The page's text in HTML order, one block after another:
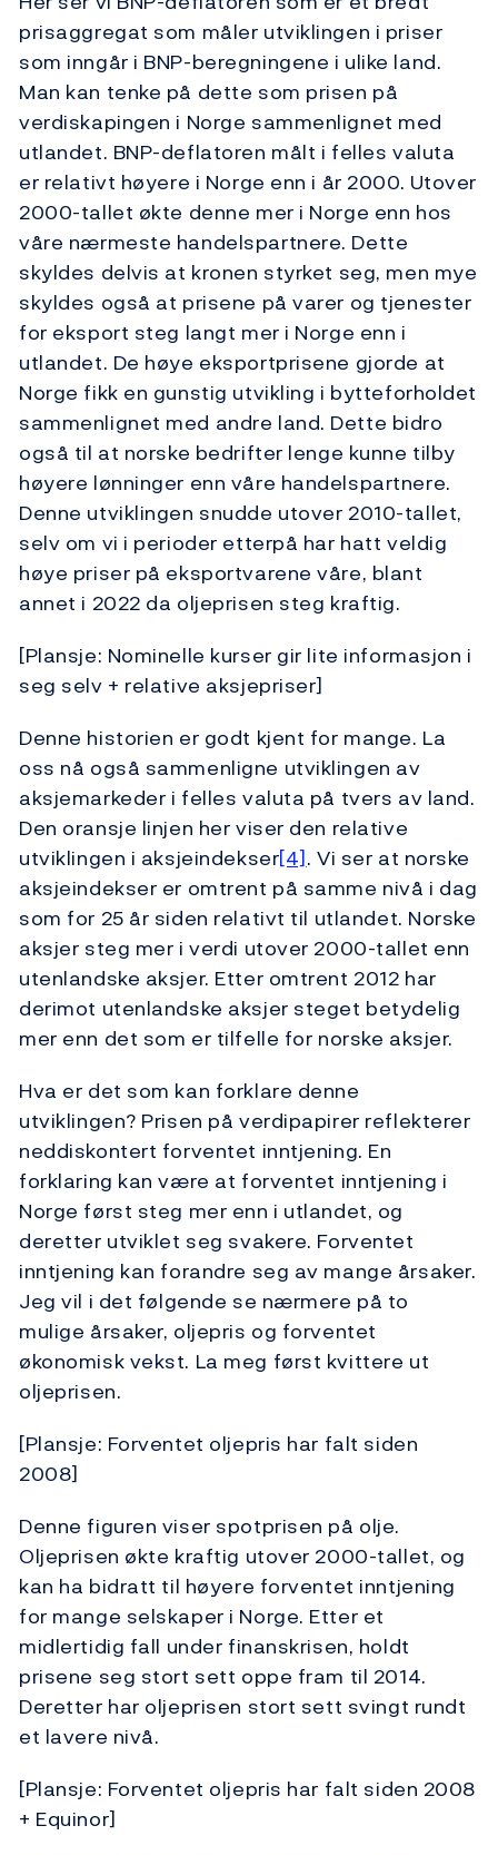
prisaggregat som måler utviklingen i priser
som inngår i BNP-beregningene i ulike land.
Man kan tenke på dette som prisen på
verdiskapingen i Norge sammenlignet med
utlandet. BNP-deflatoren målt i felles valuta
er relativt høyere i Norge enn i år 2000. Utover
2000-tallet økte denne mer i Norge enn hos
våre nærmeste handelspartnere. Dette
skyldes delvis at kronen styrket seg, men mye
skyldes også at prisene på varer og tjenester
for eksport steg langt mer i Norge enn i
utlandet. De høye eksportprisene gjorde at
Norge fikk en gunstig utvikling i bytteforholdet
sammenlignet med andre land. Dette bidro
også til at norske bedrifter lenge kunne tilby
høyere lønninger enn våre handelspartnere.
Denne utviklingen snudde utover 2010-tallet,
selv om vi i perioder etterpå har hatt veldig
høye priser på eksportvarene våre, blant
annet i 2022 da oljeprisen steg kraftig.
[Plansje: Nominelle kurser gir lite informasjon i
seg selv + relative aksjepriser]
Denne historien er godt kjent for mange. La
oss nå også sammenligne utviklingen av
aksjemarkeder i felles valuta på tvers av land.
Den oransje linjen her viser den relative
utviklingen i aksjeindekser[4]. Vi ser at norske
aksjeindekser er omtrent på samme nivå i dag
som for 25 år siden relativt til utlandet. Norske
aksjer steg mer i verdi utover 2000-tallet enn
utenlandske aksjer. Etter omtrent 2012 har
derimot utenlandske aksjer steget betydelig
mer enn det som er tilfelle for norske aksjer.
Hva er det som kan forklare denne
utviklingen? Prisen på verdipapirer reflekterer
neddiskontert forventet inntjening. En
forklaring kan være at forventet inntjening i
Norge først steg mer enn i utlandet, og
deretter utviklet seg svakere. Forventet
inntjening kan forandre seg av mange årsaker.
Jeg vil i det følgende se nærmere på to
mulige årsaker, oljepris og forventet
økonomisk vekst. La meg først kvittere ut
oljeprisen.
[Plansje: Forventet oljepris har falt siden
2008]
Denne figuren viser spotprisen på olje.
Oljeprisen økte kraftig utover 2000-tallet, og
kan ha bidratt til høyere forventet inntjening
for mange selskaper i Norge. Etter et
midlertidig fall under finanskrisen, holdt
prisene seg stort sett oppe fram til 2014.
Deretter har oljeprisen stort sett svingt rundt
et lavere nivå.
[Plansje: Forventet oljepris har falt siden 2008
+ Equinor]